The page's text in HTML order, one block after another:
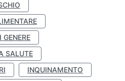
GENERE
SALUTE
INQUINAMENTO